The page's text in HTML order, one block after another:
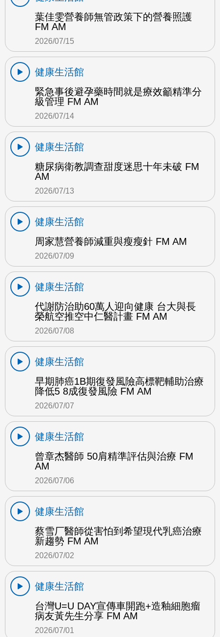
葉佳雯營養師無管政策下的營養照護
FM AM
2026/07/15
健康生活館
緊急事後避孕藥時間就是療效籲精準分
級管理 FM AM
2026/07/14
健康生活館
糖尿病衛教調查甜度迷思十年未破 FM
AM
2026/07/13
健康生活館
周家慧營養師減重與瘦瘦針 FM AM
2026/07/09
健康生活館
代謝防治助60萬人迎向健康 台大與長
榮航空推空中仁醫計畫 FM AM
2026/07/08
健康生活館
早期肺癌1B期復發風險高標靶輔助治療
降低5 8成復發風險 FM AM
2026/07/07
健康生活館
曾章杰醫師 50肩精準評估與治療 FM
AM
2026/07/06
健康生活館
蔡雪厂醫師從害怕到希望現代乳癌治療
新趨勢 FM AM
2026/07/02
健康生活館
台灣U=U DAY宣傳車開跑+造釉細胞瘤
病友黃先生分享 FM AM
2026/07/01